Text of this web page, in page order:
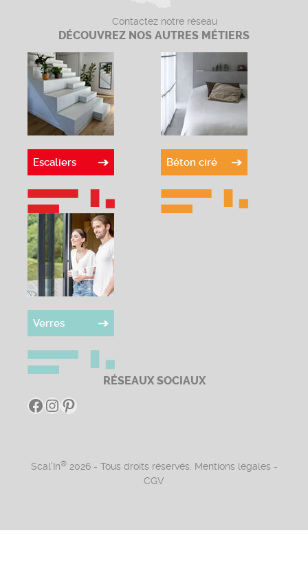
Contactez notre réseau
DÉCOUVREZ NOS AUTRES MÉTIERS
Escaliers Béton ciré
Verres
RÉSEAUX SOCIAUX
Facebook
Instagram
Pinterest
Scal’In®2026 - Tous droits réservés. Mentions légales -
CGV